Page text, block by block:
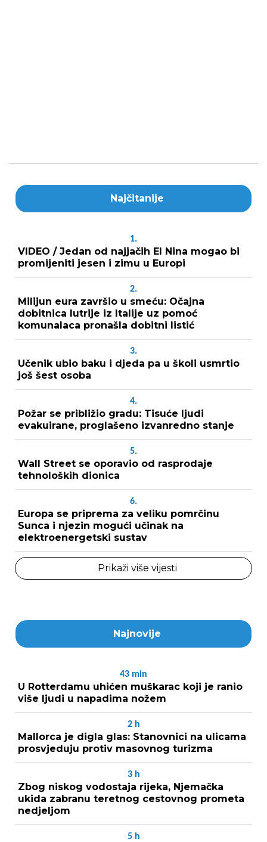
Najčitanije
1.
VIDEO / Jedan od najjačih El Nina mogao bi
promijeniti jesen i zimu u Europi
2.
Milijun eura završio u smeću: Očajna
dobitnica lutrije iz Italije uz pomoć
komunalaca pronašla dobitni listić
3.
Učenik ubio baku i djeda pa u školi usmrtio
još šest osoba
4.
Požar se približio gradu: Tisuće ljudi
evakuirane, proglašeno izvanredno stanje
5.
Wall Street se oporavio od rasprodaje
tehnoloških dionica
6.
Europa se priprema za veliku pomrčinu
Sunca i njezin mogući učinak na
elektroenergetski sustav
Prikaži više vijesti
Najnovije
43 min
U Rotterdamu uhićen muškarac koji je ranio
više ljudi u napadima nožem
2 h
Mallorca je digla glas: Stanovnici na ulicama
prosvjeduju protiv masovnog turizma
3 h
Zbog niskog vodostaja rijeka, Njemačka
ukida zabranu teretnog cestovnog prometa
nedjeljom
5 h